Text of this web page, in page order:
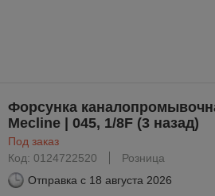
Форсунка
Mecline | 045, 1/8F (3 назад)
Под заказ
Код: 0124722520
Розница
Отправка с 18 августа 2026